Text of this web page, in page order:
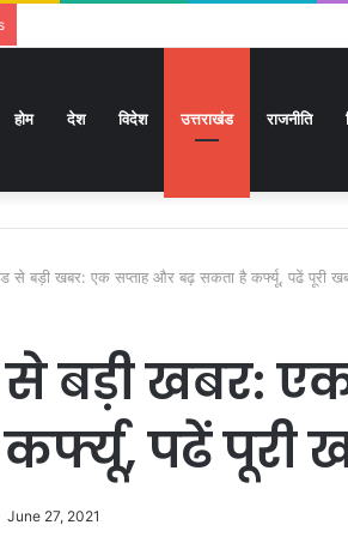
होम देश विदेश उत्तराखंड राजनीति
से बड़ी खबर: एक सप्ताह और बढ़ सकता है कर्फ्यू, पढें पूरी
से बड़ी खबर:
पढें पूरी
June 27, 2021